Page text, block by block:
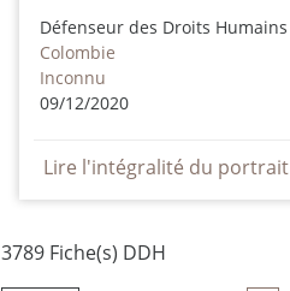
Défenseur des Droits Humains
Colombie
Inconnu
09/12/2020
Lire l'intégralité du portrait
3789 Fiche(s) DDH